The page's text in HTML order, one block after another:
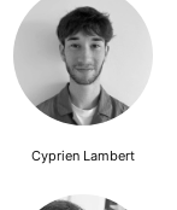
Cyprien Lambert